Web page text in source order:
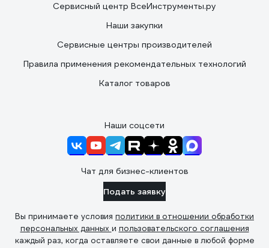
Сервисный центр ВсеИнструменты.ру
Наши закупки
Сервисные центры производителей
Правила применения рекомендательных технологий
Каталог товаров
Наши соцсети
Чат для бизнес-клиентов
Подать заявку
Вы принимаете условия политики в отношении обработки
персональных данных и пользовательского соглашения
каждый раз, когда оставляете свои данные в любой форме